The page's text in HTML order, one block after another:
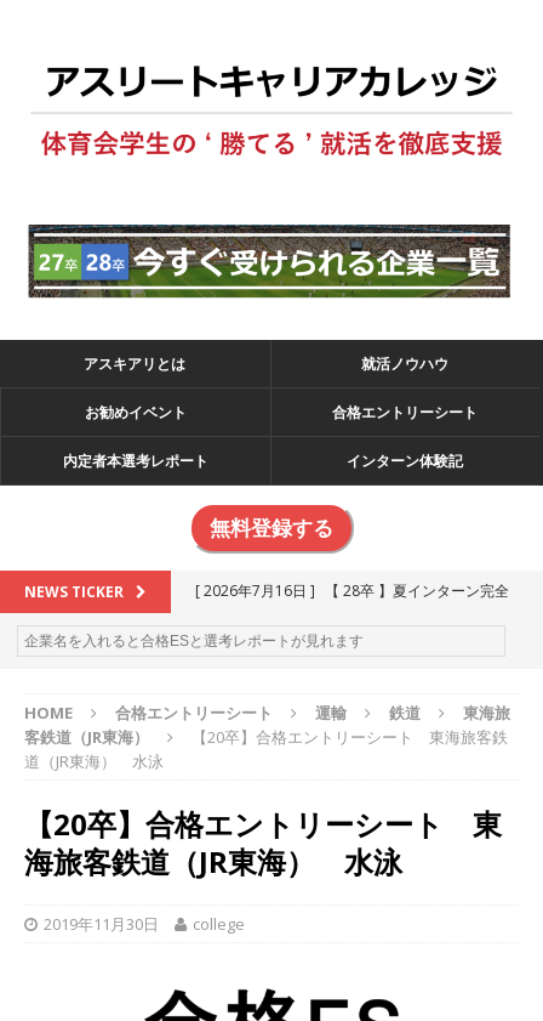
アスキアリとは 就活ノウハウ
お勧めイベント 合格エントリーシート
内定者本選考レポート インターン体験記
無料登録する
NEWS TICKER [ 2026年7月16日 ]
【 28卒 】夏インターン完全
攻略セミナー ｜ 予約フォーム
お勧めイベン
[ 2026年6月13日 ] ≪ 27卒 ≫アスキヤリ個人相
る優良企業一覧（26社）
体育会積極採用企業
[ 2026年5月16日 ]
【 2028卒 】 今すぐ受けられ
る優良企業一覧（18社）
学生を求めアスキヤリ限定イベント開催!! 】 世界
HOME 合格エントリーシート 運輸 鉄道
東海旅
客鉄道（JR東海）
【20卒】合格エントリーシート 東海旅客鉄
道（JR東海） 水泳
【20卒】合格エントリーシート 東
海旅客鉄道（JR東海） 水泳
2019年11月30日 college